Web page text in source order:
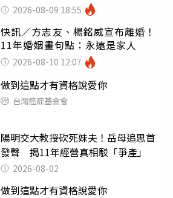
2026-08-09 18:55
快訊／方志友、楊銘威宣布離婚！
11年婚姻畫句點：永遠是家人
2026-08-10 12:07
做到這點才有資格說愛你
台灣癌症基金會
陽明交大教授砍死妹夫！岳母追思首
發聲 揭11年經營真相駁「爭產」
2026-08-02
做到這點才有資格說愛你